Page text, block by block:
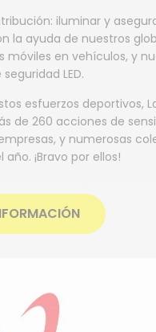
iluminar y
la ayuda de nuestros
móviles en vehículos, y
LED.
esfuerzos deportivos,
de 260 acciones de
y numerosas
año. ¡Bravo por ellos!